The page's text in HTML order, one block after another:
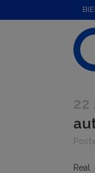
22